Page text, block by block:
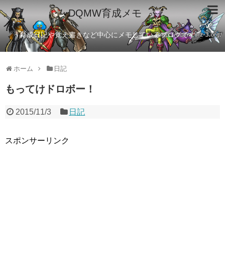
DQMW育成メモ
育成日記や覚え書きなど中心にメモしているブログです
ホーム 日記
もってけドロボー！
2015/11/3 日記
スポンサーリンク